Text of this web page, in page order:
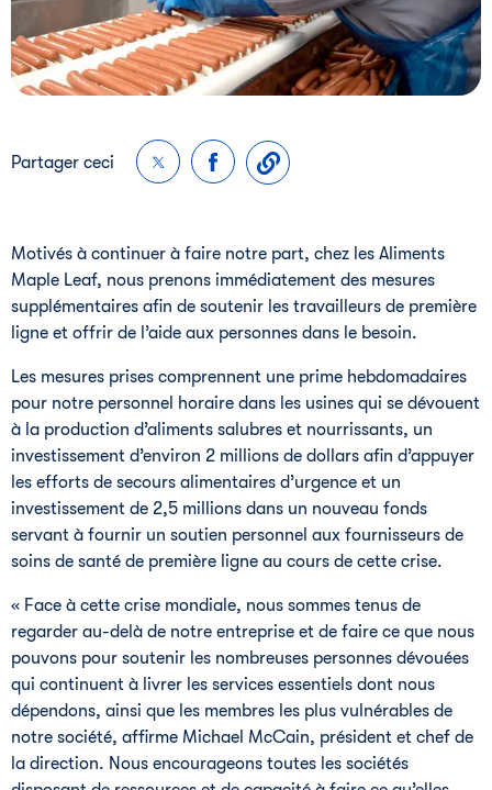
Partager ceci
Motivés à continuer à faire notre part, chez les Aliments
Maple Leaf, nous prenons immédiatement des mesures
supplémentaires afin de soutenir les travailleurs de première
ligne et offrir de l’aide aux personnes dans le besoin.
Les mesures prises comprennent une prime hebdomadaires
pour notre personnel horaire dans les usines qui se dévouent
à la production d’aliments salubres et nourrissants, un
investissement d’environ 2 millions de dollars afin d’appuyer
les efforts de secours alimentaires d’urgence et un
investissement de 2,5 millions dans un nouveau fonds
servant à fournir un soutien personnel aux fournisseurs de
soins de santé de première ligne au cours de cette crise.
« Face à cette crise mondiale, nous sommes tenus de
regarder au-delà de notre entreprise et de faire ce que nous
pouvons pour soutenir les nombreuses personnes dévouées
qui continuent à livrer les services essentiels dont nous
dépendons, ainsi que les membres les plus vulnérables de
notre société, affirme Michael McCain, président et chef de
la direction. Nous encourageons toutes les sociétés